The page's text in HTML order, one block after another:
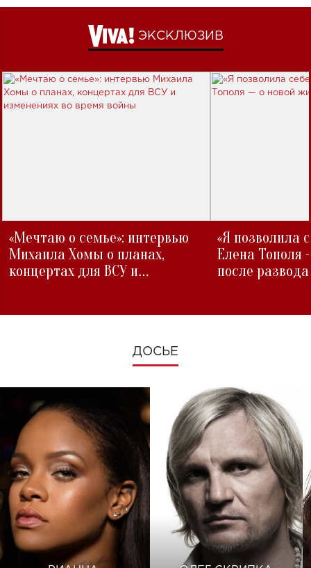
ЭКСКЛЮЗИВ
«Мечтаю о семье»: интервью
Михаила Хомы о планах,
концертах для ВСУ и
«Я позволила
Елена Тополя
после развода
ДОСЬЕ